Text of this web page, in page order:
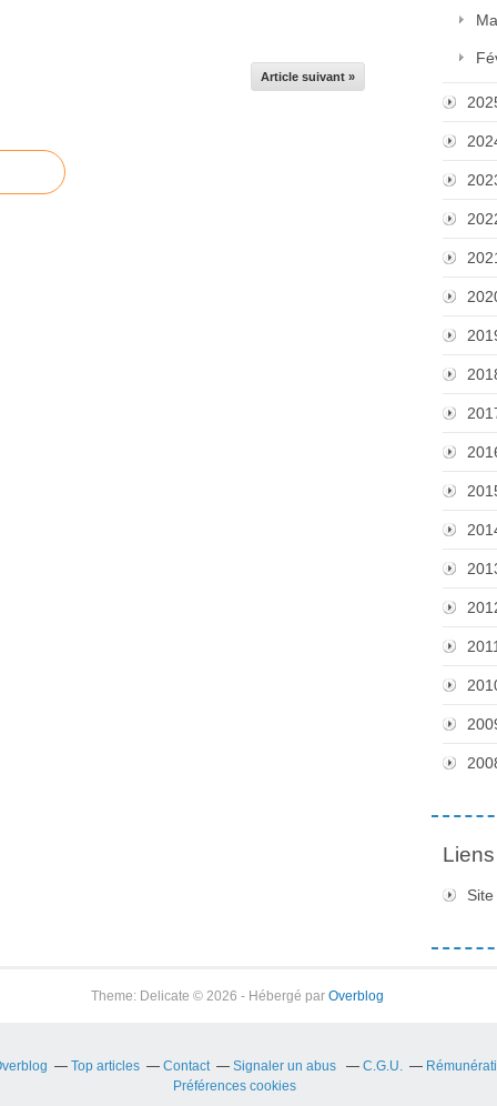
Article suivant »
2011
Liens
Theme: Delicate © 2026 - Hébergé par Overblog
Top articles Contact Signaler un abus C.G.U.
Préférences cookies